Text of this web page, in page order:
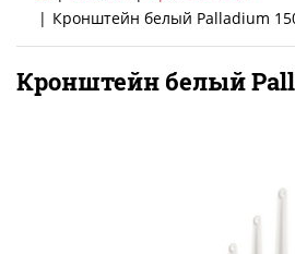
Кронштейн белый Palladium
Кронштейн белый